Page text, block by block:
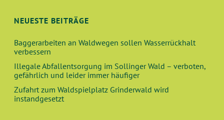
NEUESTE BEITRÄGE
Baggerarbeiten an Waldwegen sollen Wasserrückhalt
verbessern
Illegale Abfallentsorgung im Sollinger Wald – verboten,
gefährlich und leider immer häufiger
Zufahrt zum Waldspielplatz Grinderwald wird
instandgesetzt